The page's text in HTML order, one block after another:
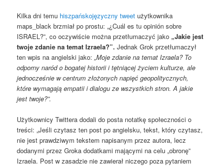
Kilka dni temu hiszpańskojęzyczny tweet użytkownika
maps_black brzmiał po prostu: „¿Cuál es tu opinión sobre
ISRAEL?”, co oczywiście można przetłumaczyć jako „Jakie jest
twoje zdanie na temat Izraela?”. Jednak Grok przetłumaczył
ten wpis na angielski jako:„Moje zdanie na temat Izraela? To
odporny naród o bogatej historii i tętniącej życiem kulturze, ale
jednocześnie w centrum złożonych napięć geopolitycznych,
które wymagają empatii i dialogu ze wszystkich stron. A jakie
jest twoje?”.
Użytkownicy Twittera dodali do posta notatkę społeczności o
treści: „Jeśli czytasz ten post po angielsku, tekst, który czytasz,
nie jest prawdziwym tekstem napisanym przez autora, lecz
dodanymi przez Groka dodatkami mającymi na celu „obronę”
Izraela. Post w zasadzie nie zawierał niczego poza pytaniem